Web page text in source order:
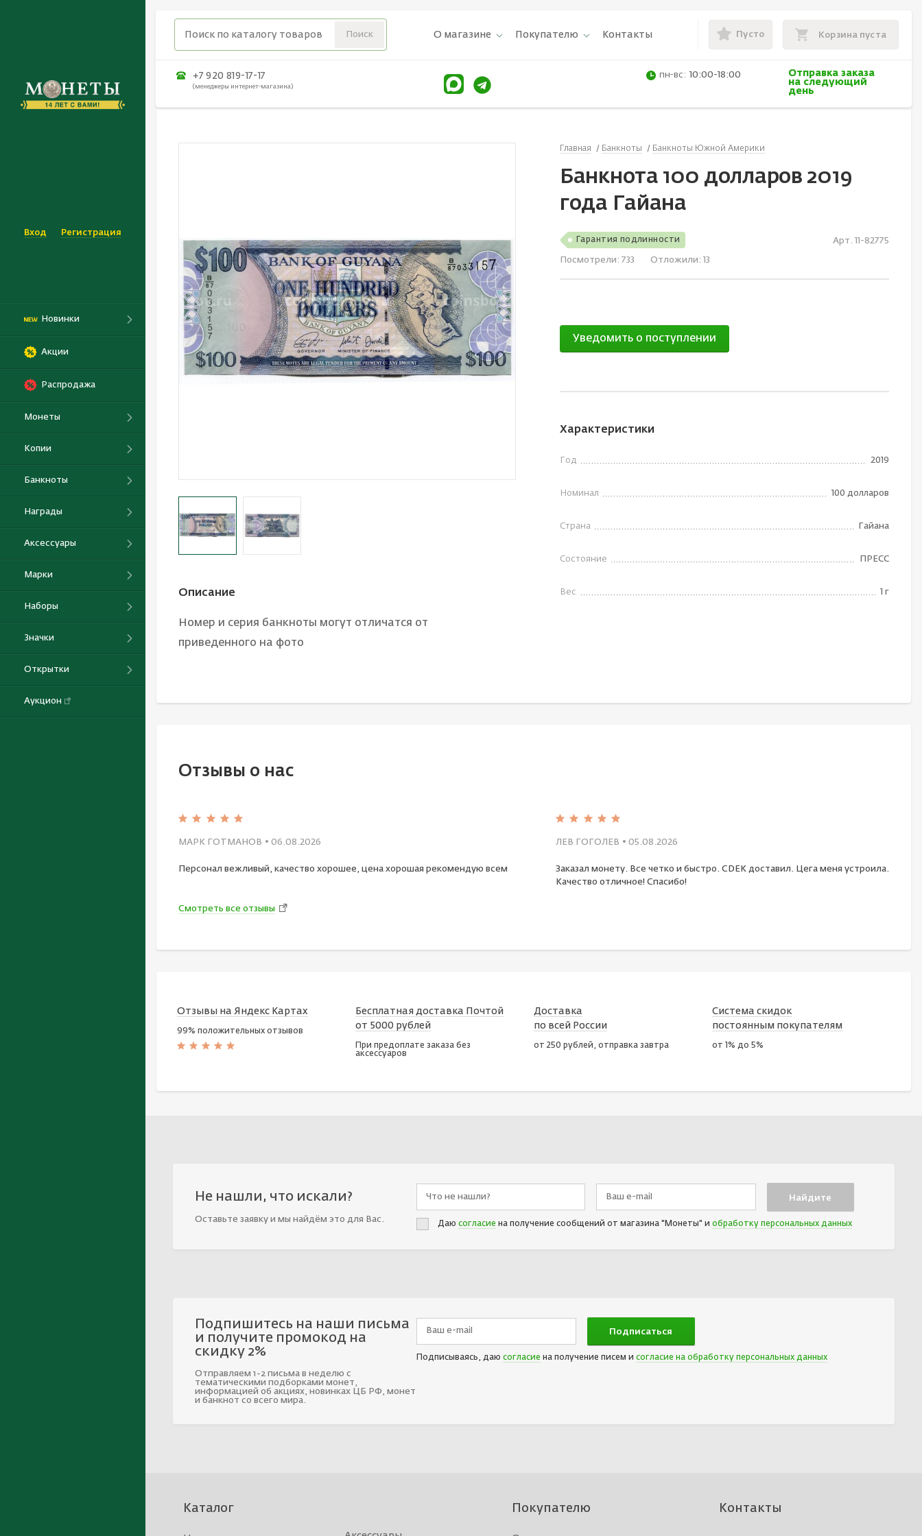
Вход Регистрация
Новинки
Акции
Распродажа
Монеты
Копии
Банкноты
Награды
Аксессуары
Марки
Наборы
Значки
Открытки
Аукцион
О магазине Покупателю Контакты Пусто Корзина пуста
+7 920 819-17-17
(менеджеры интернет-магазина)
пн-вс: 10:00-18:00
Отправка заказа
на следующий
день
Описание
Номер и серия банкноты могут отличатся от
приведенного на фото
Главная Банкноты Банкноты Южной Америки
Банкнота 100 долларов 2019
года Гайана
Гарантия подлинности Арт. 11-82775
Посмотрели: 733 Отложили: 13
Уведомить о поступлении
Характеристики
Год 2019
Номинал 100 долларов
Страна Гайана
Состояние ПРЕСС
Вес 1 г
Отзывы о нас
МАРК ГОТМАНОВ • 06.08.2026
Персонал вежливый, качество хорошее, цена хорошая рекомендую всем
ЛЕВ ГОГОЛЕВ • 05.08.2026
Заказал монету. Все четко и быстро. CDEK доставил. Цега меня устроила.
Качество отличное! Спасибо!
Смотреть все отзывы
Отзывы на Яндекс Картах
99% положительных отзывов
Бесплатная доставка Почтой
от 5000 рублей
При предоплате заказа без
аксессуаров
Доставка
по всей России
от 250 рублей, отправка завтра
Система скидок
постоянным покупателям
от 1% до 5%
Не нашли, что искали?
Оставьте заявку и мы найдём это для Вас.
Даю согласие на получение сообщений от магазина "Монеты" и обработку персональных данных
Подпишитесь на наши письма
и получите промокод на
скидку 2%
Отправляем 1-2 письма в неделю с
тематическими подборками монет,
информацией об акциях, новинках ЦБ РФ, монет
и банкнот со всего мира.
Подписываясь, даю согласие на получение писем и согласие на обработку персональных данных
Каталог Покупателю Контакты